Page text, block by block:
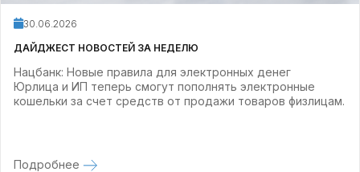
30.06.2026
ДАЙДЖЕСТ НОВОСТЕЙ ЗА НЕДЕЛЮ
Нацбанк: Новые правила для электронных денег
Юрлица и ИП теперь смогут пополнять электронные
кошельки за счет средств от продажи товаров физлицам.
Подробнее